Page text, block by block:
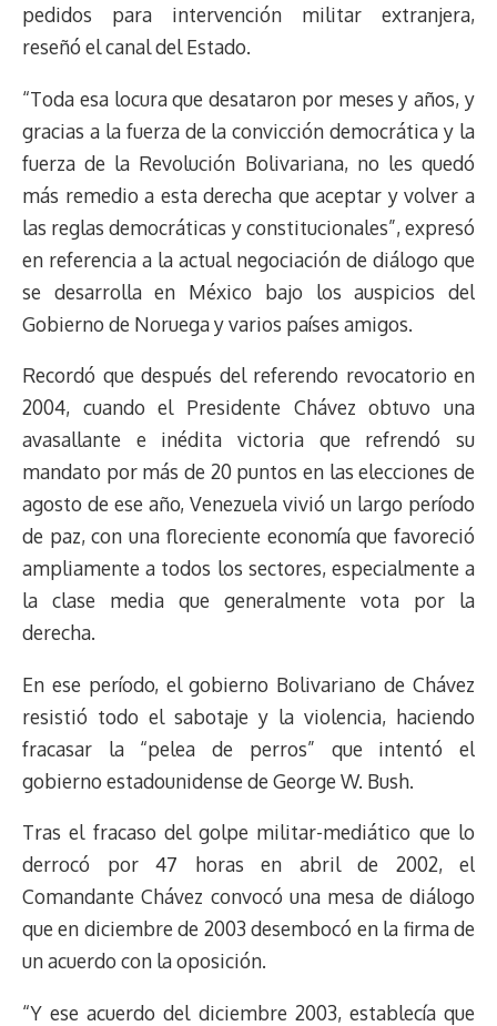
pedidos para intervención militar extranjera,
reseñó el canal del Estado.
“Toda esa locura que desataron por meses y años, y
gracias a la fuerza de la convicción democrática y la
fuerza de la Revolución Bolivariana, no les quedó
más remedio a esta derecha que aceptar y volver a
las reglas democráticas y constitucionales”, expresó
en referencia a la actual negociación de diálogo que
se desarrolla en México bajo los auspicios del
Gobierno de Noruega y varios países amigos.
Recordó que después del referendo revocatorio en
2004, cuando el Presidente Chávez obtuvo una
avasallante e inédita victoria que refrendó su
mandato por más de 20 puntos en las elecciones de
agosto de ese año, Venezuela vivió un largo período
de paz, con una floreciente economía que favoreció
ampliamente a todos los sectores, especialmente a
la clase media que generalmente vota por la
derecha.
En ese período, el gobierno Bolivariano de Chávez
resistió todo el sabotaje y la violencia, haciendo
fracasar la “pelea de perros” que intentó el
gobierno estadounidense de George W. Bush.
Tras el fracaso del golpe militar-mediático que lo
derrocó por 47 horas en abril de 2002, el
Comandante Chávez convocó una mesa de diálogo
que en diciembre de 2003 desembocó en la firma de
un acuerdo con la oposición.
“Y ese acuerdo del diciembre 2003, establecía que